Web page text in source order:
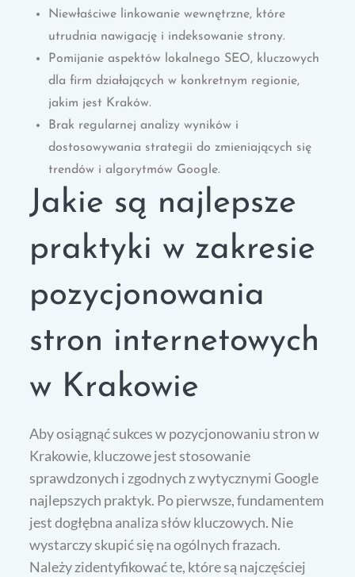
Niewłaściwe linkowanie wewnętrzne, które
utrudnia nawigację i indeksowanie strony.
Pomijanie aspektów lokalnego SEO, kluczowych
dla firm działających w konkretnym regionie,
jakim jest Kraków.
Brak regularnej analizy wyników i
dostosowywania strategii do zmieniających się
trendów i algorytmów Google.
Jakie są najlepsze
praktyki w zakresie
pozycjonowania
stron internetowych
w Krakowie
Aby osiągnąć sukces w pozycjonowaniu stron w
Krakowie, kluczowe jest stosowanie
sprawdzonych i zgodnych z wytycznymi Google
najlepszych praktyk. Po pierwsze, fundamentem
jest dogłębna analiza słów kluczowych. Nie
wystarczy skupić się na ogólnych frazach.
Należy zidentyfikować te, które są najczęściej